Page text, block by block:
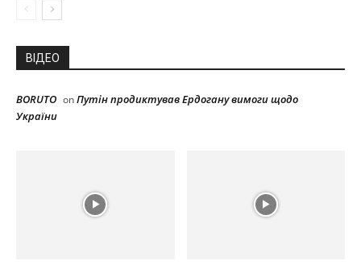
ВІДЕО
BORUTO onПутін продиктував Ердогану вимоги щодо
України